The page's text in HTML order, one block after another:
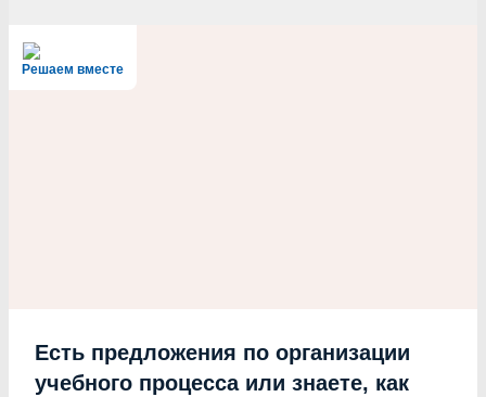
Решаем вместе
Есть предложения по организации
учебного процесса или знаете, как